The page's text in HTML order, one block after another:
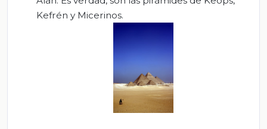
Kefrén y Micerinos.